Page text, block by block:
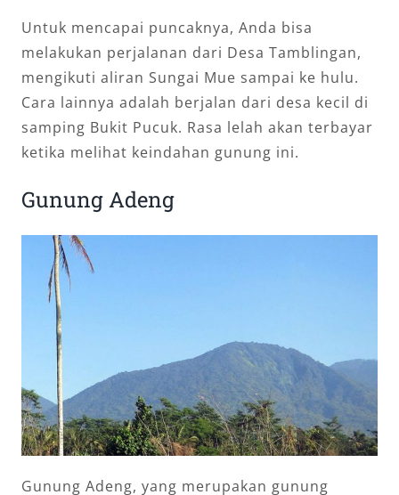
Untuk mencapai puncaknya, Anda bisa
melakukan perjalanan dari Desa Tamblingan,
mengikuti aliran Sungai Mue sampai ke hulu.
Cara lainnya adalah berjalan dari desa kecil di
samping Bukit Pucuk. Rasa lelah akan terbayar
ketika melihat keindahan gunung ini.
Gunung Adeng
Gunung Adeng, yang merupakan gunung